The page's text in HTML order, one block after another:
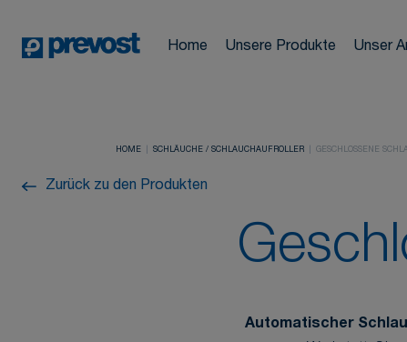
Home Unsere Produkte
Schläuche /
Unser
Druckluftnetzen
Schulungen
Bauindustrie
News
FAQ
HOME SCHLÄUCHE / SCHLAUCHAUFROLLER GESCHLOSSENE
Zurück zu den Produkten
Automatischer